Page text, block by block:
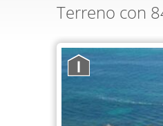
Terreno con